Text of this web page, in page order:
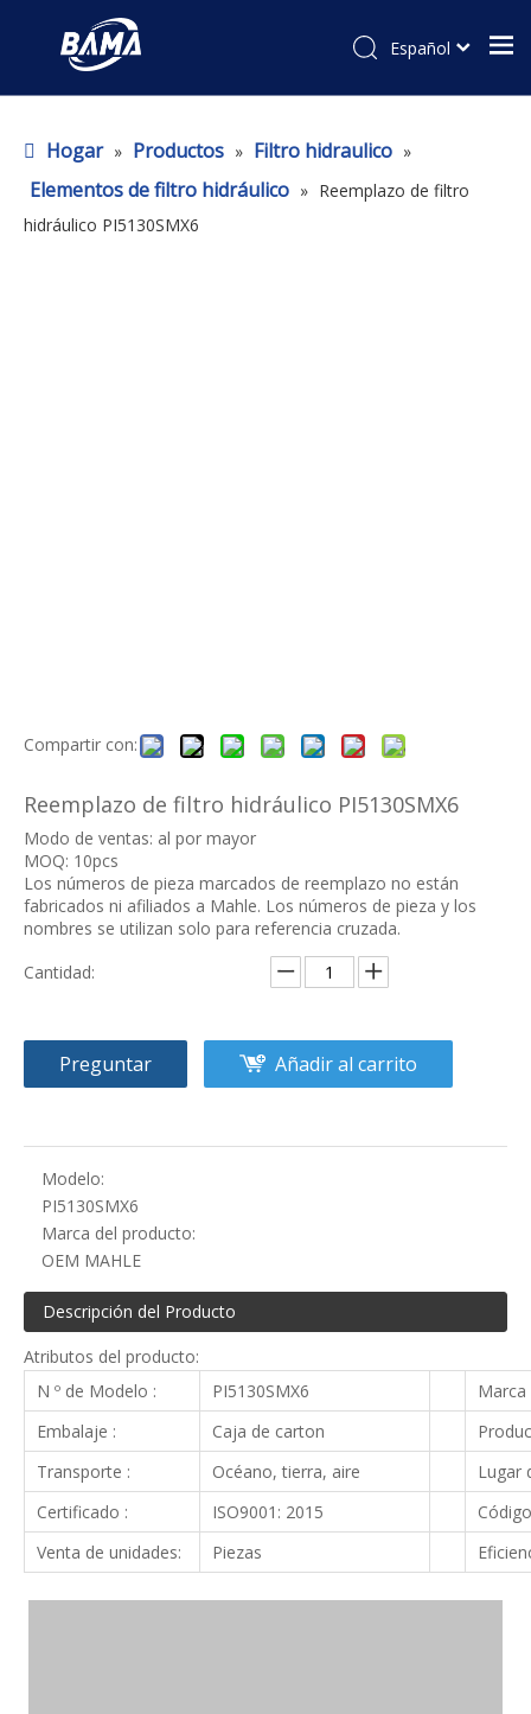
Español
Hogar » Productos » Filtro hidraulico »
Elementos de filtro hidráulico » Reemplazo de filtro
hidráulico PI5130SMX6
Compartir con:
Reemplazo de filtro hidráulico PI5130SMX6
Modo de ventas: al por mayor
MOQ: 10pcs
Los números de pieza marcados de reemplazo no están
fabricados ni afiliados a Mahle. Los números de pieza y los
nombres se utilizan solo para referencia cruzada.
Cantidad:
Preguntar Añadir al carrito
Modelo:
PI5130SMX6
Marca del producto:
OEM MAHLE
Descripción del Producto
Atributos del producto:
N º de Modelo :
PI5130SMX6
Marca
Embalaje :
Caja de carton
Transporte :
Océano, tierra, aire
Lugar
Certificado :
ISO9001: 2015
Venta de unidades:
Piezas